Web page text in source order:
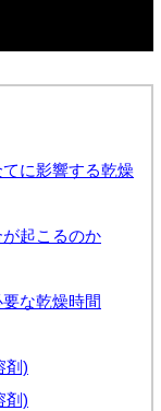
に影響する乾燥
起こるのか
な乾燥時間
剤)
剤)